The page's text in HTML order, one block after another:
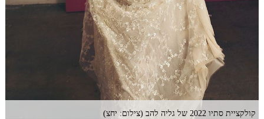
קולקציית סתיו 2022 של גליה להב (צילום: יחצ)